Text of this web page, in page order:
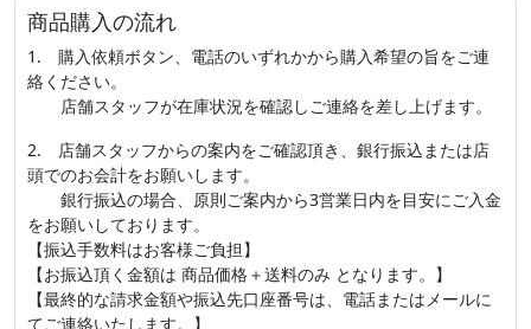
商品購入の流れ
1. 購入依頼ボタン、電話のいずれかから購入希望の旨をご連
絡ください。
店舗スタッフが在庫状況を確認しご連絡を差し上げます。
2. 店舗スタッフからの案内をご確認頂き、銀行振込または店
頭でのお会計をお願いします。
銀行振込の場合、原則ご案内から3営業日内を目安にご入金
をお願いしております。
【振込手数料はお客様ご負担】
【お振込頂く金額は 商品価格＋送料のみ となります。】
【最終的な請求金額や振込先口座番号は、電話またはメールに
てご連絡いたします。】